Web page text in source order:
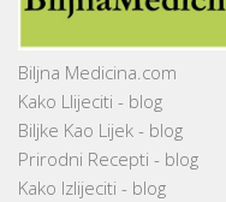
Biljna Medicina.com
Kako Llijeciti - blog
Biljke Kao Lijek - blog
Prirodni Recepti - blog
Kako Izlijeciti - blog